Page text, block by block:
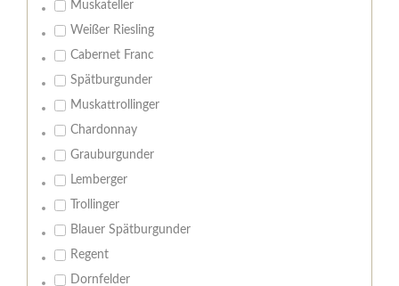
Muskateller
Weißer Riesling
Cabernet Franc
Spätburgunder
Muskattrollinger
Chardonnay
Grauburgunder
Lemberger
Trollinger
Blauer Spätburgunder
Regent
Dornfelder